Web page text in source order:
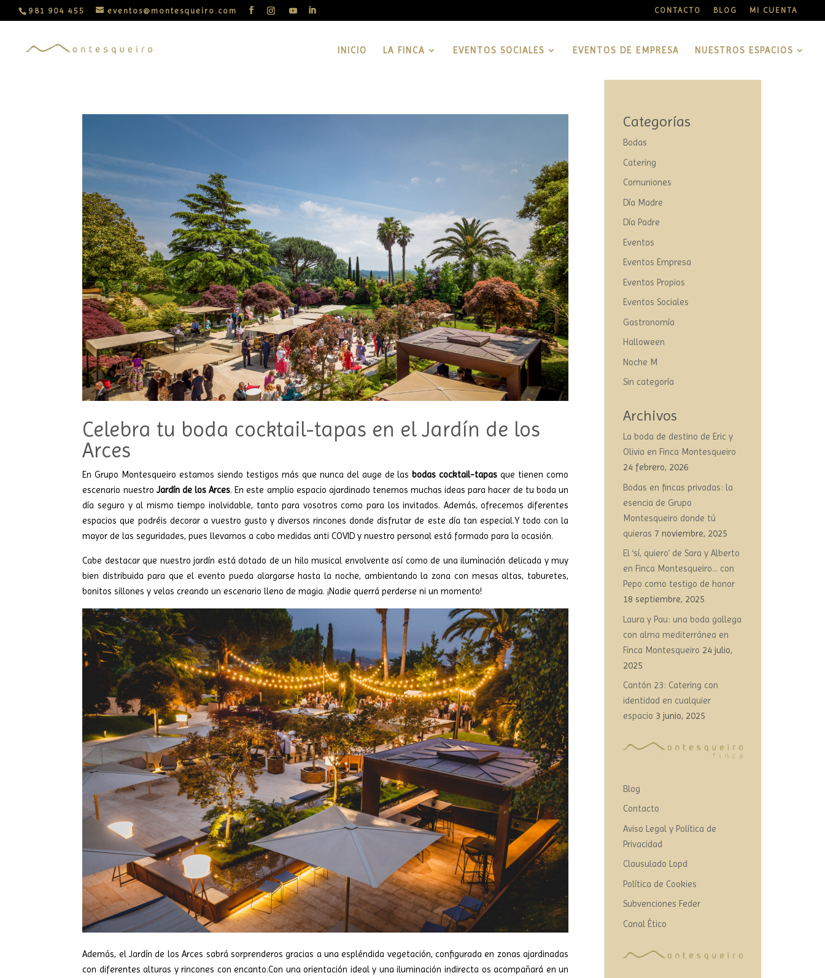
981 904 455 eventos@montesqueiro.com CONTACTO BLOG MI CUENTA
INICIO LA FINCA EVENTOS SOCIALES EVENTOS DE EMPRESA NUESTROS ESPACIOS
Celebra tu boda cocktail-tapas en el Jardín de los
Arces
En Grupo Montesqueiro estamos siendo testigos más que nunca del auge de lasbodas cocktail-tapas que tienen como
escenario nuestroJardín de los Arces. En este amplio espacio ajardinado tenemos muchas ideas para hacer de tu boda un
día seguro y al mismo tiempo inolvidable, tanto para vosotros como para los invitados. Además, ofrecemos diferentes
espacios que podréis decorar a vuestro gusto y diversos rincones donde disfrutar de este día tan especial.Y todo con la
mayor de las seguridades, pues llevamos a cabo medidas anti COVID y nuestro personal está formado para la ocasión.
Cabe destacar que nuestro jardín está dotado de un hilo musical envolvente así como de una iluminación delicada y muy
bien distribuida para que el evento pueda alargarse hasta la noche, ambientando la zona con mesas altas, taburetes,
bonitos sillones y velas creando un escenario lleno de magia. ¡Nadie querrá perderse ni un momento!
Además, el Jardín de los Arces sabrá sorprenderos gracias a una espléndida vegetación, configurada en zonas ajardinadas
con diferentes alturas y rincones con encanto.Con una orientación ideal y una iluminación indirecta os acompañará en un
Categorías
Bodas
Catering
Comuniones
Día Madre
Día Padre
Eventos
Eventos Empresa
Eventos Propios
Eventos Sociales
Gastronomía
Halloween
Noche M
Sin categoría
Archivos
La boda de destino de Eric y
Olivia en Finca Montesqueiro
24 febrero, 2026
Bodas en fincas privadas: la
esencia de Grupo
Montesqueiro donde tú
quieras 7 noviembre, 2025
El ‘sí, quiero’ de Sara y Alberto
en Finca Montesqueiro… con
Pepo como testigo de honor
18 septiembre, 2025
Laura y Pau: una boda gallega
con alma mediterránea en
Finca Montesqueiro 24 julio,
2025
Cantón 23: Catering con
identidad en cualquier
espacio 3 junio, 2025
Blog
Contacto
Aviso Legal y Política de
Privacidad
Clausulado Lopd
Política de Cookies
Subvenciones Feder
Canal Ético